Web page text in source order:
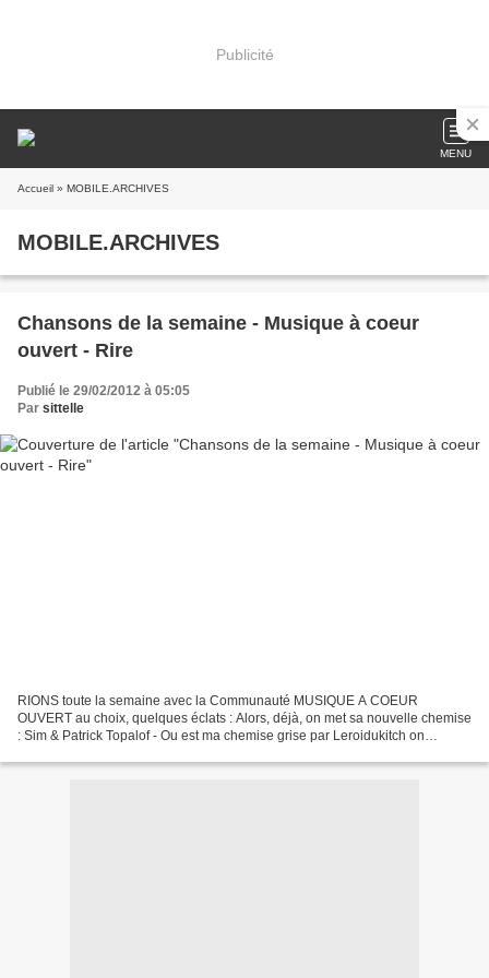
Publicité
MENU
Accueil » MOBILE.ARCHIVES
MOBILE.ARCHIVES
Chansons de la semaine - Musique à coeur
ouvert - Rire
Publié le 29/02/2012 à 05:05
Par sittelle
RIONS toute la semaine avec la Communauté MUSIQUE A COEUR
OUVERT au choix, quelques éclats : Alors, déjà, on met sa nouvelle chemise
: Sim & Patrick Topalof - Ou est ma chemise grise par Leroidukitch on